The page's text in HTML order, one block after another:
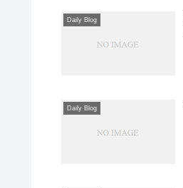
Daily Blog
Daily Blog